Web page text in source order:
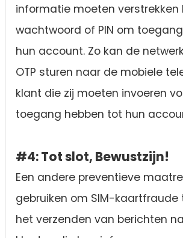
informatie moeten verstrekken
wachtwoord of PIN om
hun account. Zo kan de
OTP sturen naar de mobiele
klant die zij moeten invoeren
toegang hebben tot hun
#4: Tot slot, Bewustzijn!
Een andere preventieve
gebruiken om SIM-kaartfraude
het verzenden van berichten